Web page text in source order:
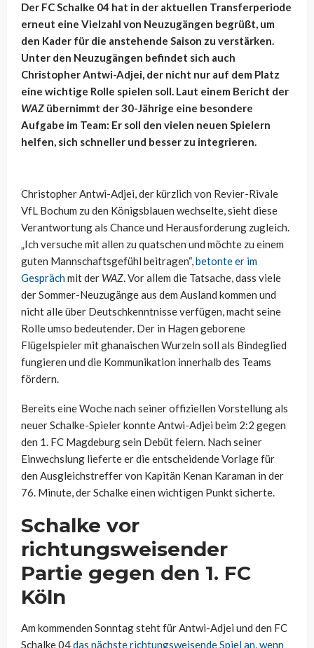
Der FC Schalke 04 hat in der aktuellen Transferperiode
erneut eine Vielzahl von Neuzugängen begrüßt, um
den Kader für die anstehende Saison zu verstärken.
Unter den Neuzugängen befindet sich auch
ChristopherAntwi-Adjei, der nicht nur auf dem Platz
eine wichtige Rolle spielen soll. Laut einem Bericht der
WAZ übernimmt der 30-Jährige eine besondere
Aufgabe im Team: Er soll den vielen neuen Spielern
helfen, sich schneller und besser zu integrieren.
ChristopherAntwi-Adjei, der kürzlich von Revier-Rivale
VfL Bochum zu den Königsblauen wechselte, sieht diese
Verantwortung als Chance und Herausforderung zugleich.
„Ich versuche mit allen zu quatschen und möchte zu einem
guten Mannschaftsgefühl beitragen“,betonte er im
Gesprächmit der WAZ. Vor allem die Tatsache, dass viele
der Sommer-Neuzugänge aus dem Ausland kommen und
nicht alle über Deutschkenntnisse verfügen, macht seine
Rolle umso bedeutender. Der in Hagen geborene
Flügelspieler mit ghanaischen Wurzeln soll als Bindeglied
fungieren und die Kommunikation innerhalb des Teams
fördern.
Bereits eine Woche nach seiner offiziellen Vorstellung als
neuer Schalke-Spieler konnteAntwi-Adjei beim 2:2 gegen
den 1. FC Magdeburg sein Debüt feiern. Nach seiner
Einwechslung lieferte er die entscheidende Vorlage für
den Ausgleichstreffer von Kapitän Kenan Karaman in der
76. Minute, der Schalke einen wichtigen Punkt sicherte.
Schalke vor
richtungsweisender
Partie gegen den 1. FC
Köln
Am kommenden Sonntag steht fürAntwi-Adjei und den FC
Schalke 04das nächste richtungsweisende Spiel an, wenn